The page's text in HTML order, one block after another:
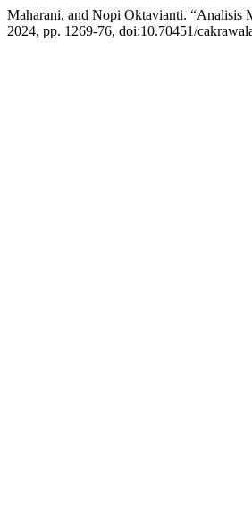
Maharani, and Nopi Oktavianti. “Analisis
2024, pp. 1269-76, doi:10.70451/